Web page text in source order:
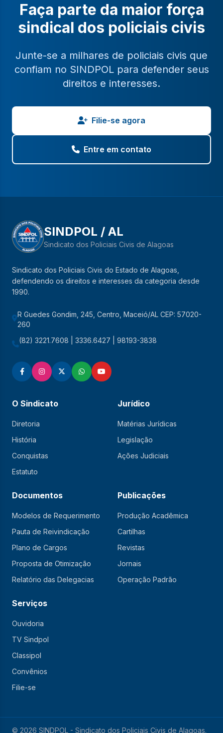
Faça parte da maior força
sindical dos policiais civis
Junte-se a milhares de policiais civis que
confiam no SINDPOL para defender seus
direitos e interesses.
Filie-se agora
Entre em contato
SINDPOL / AL
Sindicato dos Policiais Civis de Alagoas
Sindicato dos Policiais Civis do Estado de Alagoas,
defendendo os direitos e interesses da categoria desde
1990.
R Guedes Gondim, 245, Centro, Maceió/AL CEP: 57020-
260
(82) 3221.7608 | 3336.6427 | 98193-3838
O Sindicato
Diretoria
História
Conquistas
Estatuto
Jurídico
Matérias Jurídicas
Legislação
Ações Judiciais
Documentos
Modelos de Requerimento
Pauta de Reivindicação
Plano de Cargos
Proposta de Otimização
Relatório das Delegacias
Publicações
Produção Acadêmica
Cartilhas
Revistas
Jornais
Operação Padrão
Serviços
Ouvidoria
TV Sindpol
Classipol
Convênios
Filie-se
© 2026 SINDPOL - Sindicato dos Policiais Civis de Alagoas.